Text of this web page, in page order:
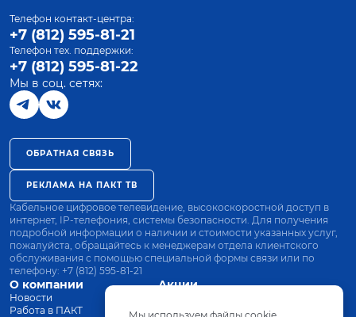
О компании
Новости
Работа в ПАКТ
Акции
Оплата
Телефон контакт-центра:
+7 (812) 595-81-21
Телефон тех. поддержки:
+7 (812) 595-81-22
Мы в соц. сетях:
ОБРАТНАЯ СВЯЗЬ
РЕКЛАМА НА ПАКТ ТВ
Кабельное цифровое телевидение, высокоскоростной доступ в
интернет, IP-телефония, системы безопасности. Для получения
подробной информации о наличии и стоимости указанных услуг,
пожалуйста, обращайтесь к менеджерам отдела клиентского
обслуживания с помощью специальной формы связи или по
телефону: +7 (812) 595-81-21